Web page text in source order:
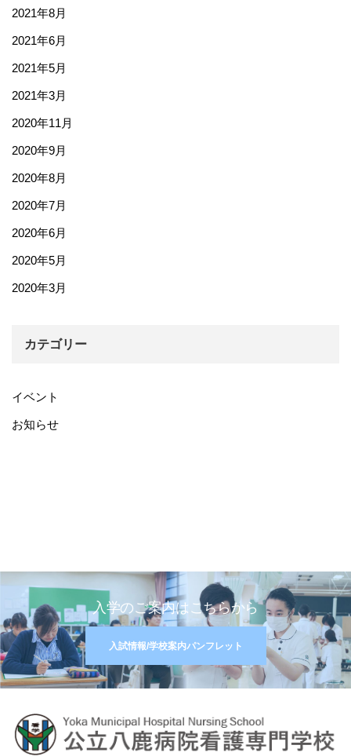
2021年8月
2021年6月
2021年5月
2021年3月
2020年11月
2020年9月
2020年8月
2020年7月
2020年6月
2020年5月
2020年3月
カテゴリー
イベント
お知らせ
入学のご案内はこちらから
入試情報/学校案内パンフレット